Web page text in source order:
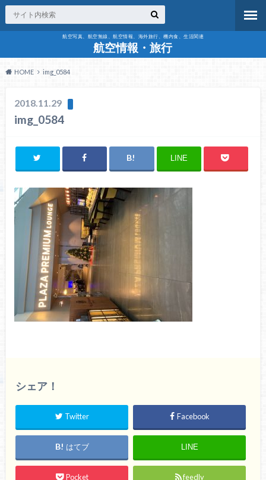
航空写真、航空無線、航空情報、海外旅行、機内食、生活関連
航空情報・旅行
HOME img_0584
2018.11.29
img_0584
LINE
シェア！
Twitter Facebook
はてブ LINE
Pocket feedly